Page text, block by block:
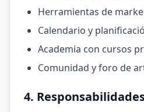
Herramientas de
Calendario y
Academia con cursos
Comunidad y foro de
4.